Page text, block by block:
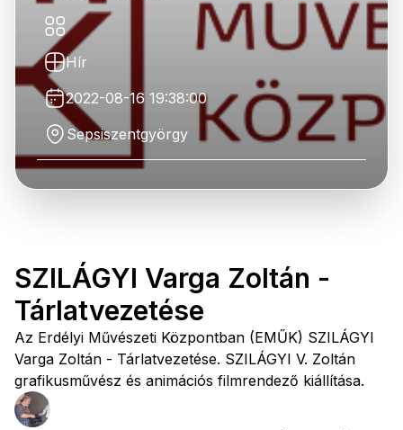
Hír
2022-08-16 19:38:00
Sepsiszentgyörgy
SZILÁGYI Varga Zoltán -
Tárlatvezetése
Az Erdélyi Művészeti Központban (EMŰK) SZILÁGYI
Varga Zoltán - Tárlatvezetése. SZILÁGYI V. Zoltán
grafikusművész és animációs filmrendező kiállítása.